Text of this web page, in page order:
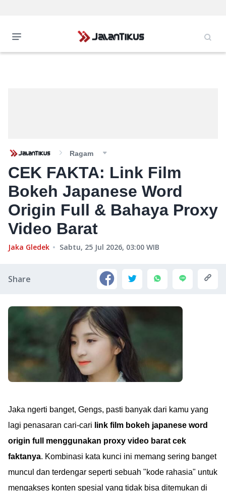
Ragam
CEK FAKTA: Link Film
Bokeh Japanese Word
Origin Full & Bahaya Proxy
Video Barat
Jaka Gledek Sabtu, 25 Jul 2026, 03:00 WIB
Share
Jaka ngerti banget, Gengs, pasti banyak dari kamu yang
lagi penasaran cari-cari link film bokeh japanese word
origin full menggunakan proxy video barat cek
faktanya. Kombinasi kata kunci ini memang sering banget
muncul dan terdengar seperti sebuah "kode rahasia" untuk
mengakses konten spesial yang tidak bisa ditemukan di